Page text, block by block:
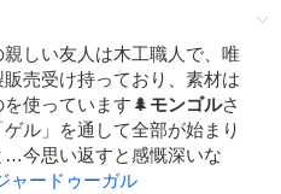
ド
を
消
す
しい友人は木工職人で、唯
売受け持っており、素材は
使っています🌲モンゴルさ
ル」を通して全部が始まり
…今思い返すと感慨深いな
ャードゥーガル